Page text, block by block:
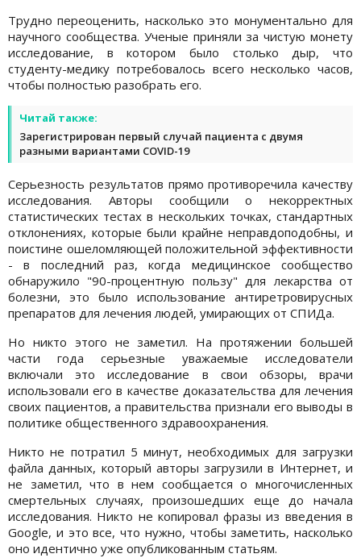
Трудно переоценить, насколько это монументально для
научного сообщества. Ученые приняли за чистую монету
исследование, в котором было столько дыр, что
студенту-медику потребовалось всего несколько часов,
чтобы полностью разобрать его.
Читай также:
Зарегистрирован первый случай пациента с двумя
разными вариантами COVID-19
Серьезность результатов прямо противоречила качеству
исследования. Авторы сообщили о некорректных
статистических тестах в нескольких точках, стандартных
отклонениях, которые были крайне неправдоподобны, и
поистине ошеломляющей положительной эффективности
- в последний раз, когда медицинское сообщество
обнаружило "90-процентную пользу" для лекарства от
болезни, это было использование антиретровирусных
препаратов для лечения людей, умирающих от СПИДа.
Но никто этого не заметил. На протяжении большей
части года серьезные уважаемые исследователи
включали это исследование в свои обзоры, врачи
использовали его в качестве доказательства для лечения
своих пациентов, а правительства признали его выводы в
политике общественного здравоохранения.
Никто не потратил 5 минут, необходимых для загрузки
файла данных, который авторы загрузили в Интернет, и
не заметил, что в нем сообщается о многочисленных
смертельных случаях, произошедших еще до начала
исследования. Никто не копировал фразы из введения в
Google, и это все, что нужно, чтобы заметить, насколько
оно идентично уже опубликованным статьям.